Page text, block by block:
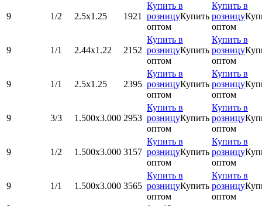
9 1/2 2.5х1.25 1921
Купить в
розницуКупить
оптом
Купить в
розницу
оптом
9 1/1 2.44х1.22 2152
Купить в
розницуКупить
оптом
Купить в
розницу
оптом
9 1/1 2.5х1.25 2395
Купить в
розницуКупить
оптом
Купить в
розницу
оптом
9 3/3 1.500x3.000 2953
Купить в
розницуКупить
оптом
Купить в
розницу
оптом
9 1/2 1.500x3.000 3157
Купить в
розницуКупить
оптом
Купить в
розницу
оптом
9 1/1 1.500x3.000 3565
Купить в
розницуКупить
оптом
Купить в
розницу
оптом